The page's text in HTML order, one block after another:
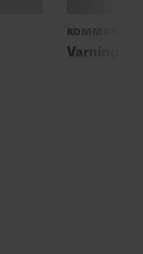
Varning